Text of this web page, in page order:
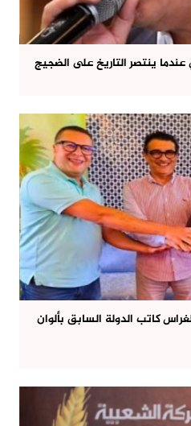
ينتصر التاريخ على الضجيج
كاتب الدولة السابق بألوان